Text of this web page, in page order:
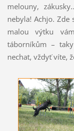
melouny,
nebyla! Achjo.
malou výtku
táborníkům –
nechat, vždyť víte,